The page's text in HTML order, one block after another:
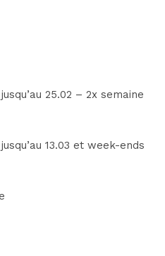
25.02 – 2x semaine
13.03 et week-ends